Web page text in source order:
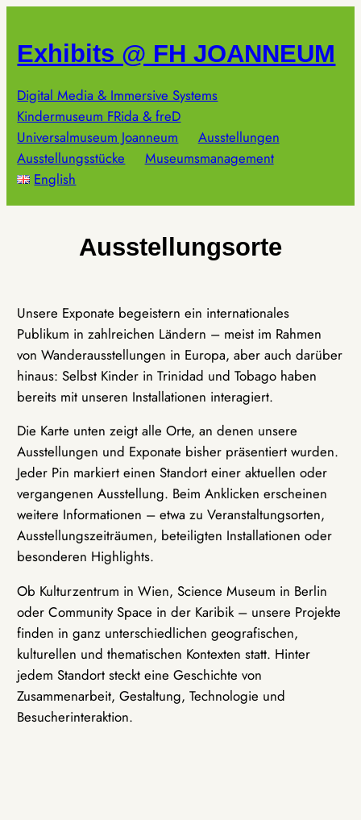
springen
Exhibits @ FH JOANNEUM
Digital Media & Immersive Systems
Kindermuseum FRida & freD
Universalmuseum Joanneum
Ausstellungen
Ausstellungsstücke
Museumsmanagement
English
Ausstellungsorte
Unsere Exponate begeistern ein internationales
Publikum in zahlreichen Ländern – meist im Rahmen
von Wanderausstellungen in Europa, aber auch darüber
hinaus: Selbst Kinder in Trinidad und Tobago haben
bereits mit unseren Installationen interagiert.
Die Karte unten zeigt alle Orte, an denen unsere
Ausstellungen und Exponate bisher präsentiert wurden.
Jeder Pin markiert einen Standort einer aktuellen oder
vergangenen Ausstellung. Beim Anklicken erscheinen
weitere Informationen – etwa zu Veranstaltungsorten,
Ausstellungszeiträumen, beteiligten Installationen oder
besonderen Highlights.
Ob Kulturzentrum in Wien, Science Museum in Berlin
oder Community Space in der Karibik – unsere Projekte
finden in ganz unterschiedlichen geografischen,
kulturellen und thematischen Kontexten statt. Hinter
jedem Standort steckt eine Geschichte von
Zusammenarbeit, Gestaltung, Technologie und
Besucherinteraktion.